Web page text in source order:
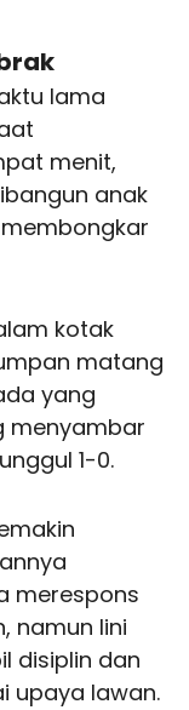
lama
menit,
anak
kotak
matang
yang
menyambar
1-0.
merespons
namun lini
disiplin dan
upaya lawan.